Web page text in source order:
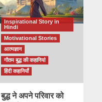
Inspirational Story in
Hindi
Motivational Stories
आत्मज्ञान
गौतम बुद्ध की कहानियां
हिंदी कहानियाँ
बुद्ध ने अपने परिवार को